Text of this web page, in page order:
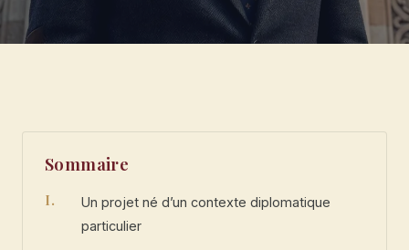
Sommaire
Un projet né d’un contexte diplomatique
particulier